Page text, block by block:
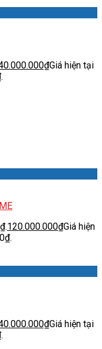
₫Giá hiện tại
120.000.000₫Giá hiện
₫Giá hiện tại